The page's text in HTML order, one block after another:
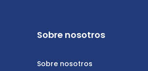
Sobre nosotros
Sobre nosotros